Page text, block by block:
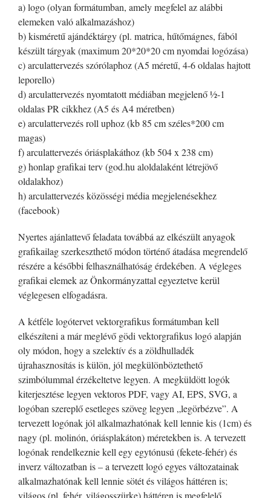
a) logo (olyan formátumban, amely megfelel az alábbi
elemeken való alkalmazáshoz)
b) kisméretű ajándéktárgy (pl. matrica, hűtőmágnes, fából
készült tárgyak (maximum 20*20*20 cm nyomdai logózása)
c) arculattervezés szórólaphoz (A5 méretű, 4-6 oldalas hajtott
leporello)
d) arculattervezés nyomtatott médiában megjelenő ½-1
oldalas PR cikkhez (A5 és A4 méretben)
e) arculattervezés roll uphoz (kb 85 cm széles*200 cm
magas)
f) arculattervezés óriásplakáthoz (kb 504 x 238 cm)
g) honlap grafikai terv (god.hu aloldalaként létrejövő
oldalakhoz)
h) arculattervezés közösségi média megjelenésekhez
(facebook)
Nyertes ajánlattevő feladata továbbá az elkészült anyagok
grafikailag szerkeszthető módon történő átadása megrendelő
részére a későbbi felhasználhatóság érdekében. A végleges
grafikai elemek az Önkormányzattal egyeztetve kerül
véglegesen elfogadásra.
A kétféle logótervet vektorgrafikus formátumban kell
elkészíteni a már meglévő gödi vektorgrafikus logó alapján
oly módon, hogy a szelektív és a zöldhulladék
újrahasznosítás is külön, jól megkülönböztethető
szimbólummal érzékeltetve legyen. A megküldött logók
kiterjesztése legyen vektoros PDF, vagy AI, EPS, SVG, a
logóban szereplő esetleges szöveg legyen „legörbézve”. A
tervezett logónak jól alkalmazhatónak kell lennie kis (1cm) és
nagy (pl. molinón, óriásplakáton) méretekben is. A tervezett
logónak rendelkeznie kell egy egytónusú (fekete-fehér) és
inverz változatban is – a tervezett logó egyes változatainak
alkalmazhatónak kell lennie sötét és világos háttéren is;
világos (pl. fehér, világosszürke) háttéren is megfelelő